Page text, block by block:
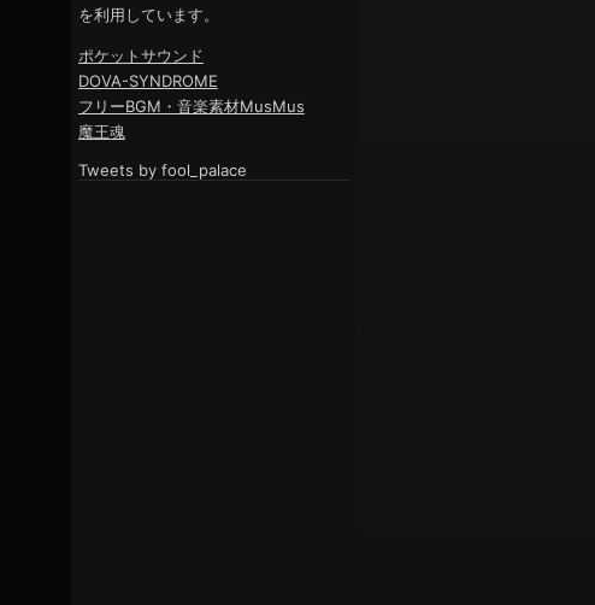
を利用しています。
ポケットサウンド
DOVA-SYNDROME
フリーBGM・音楽素材MusMus
魔王魂
Tweets by fool_palace